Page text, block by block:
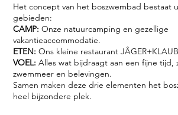
Het concept van het boszwembad bestaat
gebieden:
CAMP: Onze natuurcamping en gezellige
vakantieaccommodatie.
ETEN: Ons kleine restaurant
VOEL: Alles wat bijdraagt aan een fijne tijd,
zwemmeer en belevingen.
Samen maken deze drie elementen het
heel bijzondere plek.